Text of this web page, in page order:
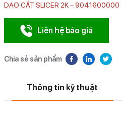
DAO CẮT SLICER 2K – 9041600000
Liên hệ báo giá
Chia sẻ sản phẩm
Thông tin kỹ thuật